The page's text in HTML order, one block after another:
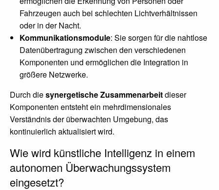
Fahrzeugen auch bei schlechten Lichtverhältnissen
oder in der Nacht.
Kommunikationsmodule: Sie sorgen für die nahtlose
Datenübertragung zwischen den verschiedenen
Komponenten und ermöglichen die Integration in
größere Netzwerke.
Durch diesynergetische Zusammenarbeitdieser
Komponenten entsteht ein mehrdimensionales
Verständnis der überwachten Umgebung, das
kontinuierlich aktualisiert wird.
Wie wird künstliche Intelligenz in einem
autonomen Überwachungssystem
eingesetzt?